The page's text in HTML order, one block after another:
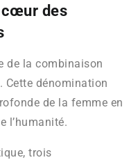
cœur des
de la combinaison
Cette dénomination
de la femme en
l’humanité.
trois